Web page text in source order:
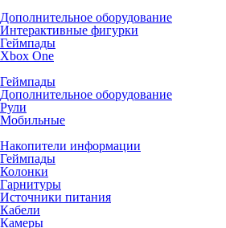
Дополнительное оборудование
Интерактивные фигурки
Геймпады
Xbox One
Геймпады
Дополнительное оборудование
Рули
Мобильные
Накопители информации
Геймпады
Колонки
Гарнитуры
Источники питания
Кабели
Камеры